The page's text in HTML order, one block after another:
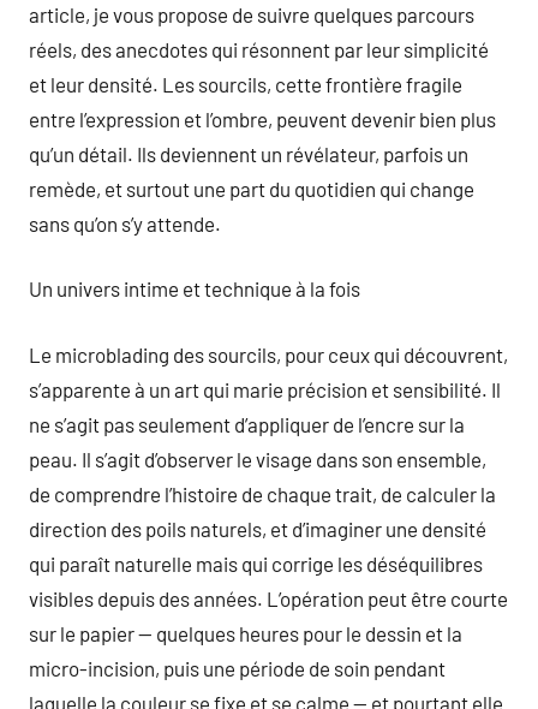
article, je vous propose de suivre quelques parcours
réels, des anecdotes qui résonnent par leur simplicité
et leur densité. Les sourcils, cette frontière fragile
entre l’expression et l’ombre, peuvent devenir bien plus
qu’un détail. Ils deviennent un révélateur, parfois un
remède, et surtout une part du quotidien qui change
sans qu’on s’y attende.
Un univers intime et technique à la fois
Le microblading des sourcils, pour ceux qui découvrent,
s’apparente à un art qui marie précision et sensibilité. Il
ne s’agit pas seulement d’appliquer de l’encre sur la
peau. Il s’agit d’observer le visage dans son ensemble,
de comprendre l’histoire de chaque trait, de calculer la
direction des poils naturels, et d’imaginer une densité
qui paraît naturelle mais qui corrige les déséquilibres
visibles depuis des années. L’opération peut être courte
sur le papier — quelques heures pour le dessin et la
micro-incision, puis une période de soin pendant
laquelle la couleur se fixe et se calme — et pourtant elle